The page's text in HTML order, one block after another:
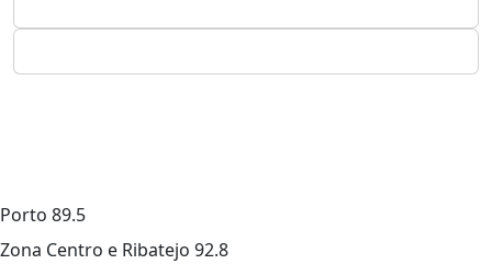
Porto 89.5
Zona Centro e Ribatejo 92.8